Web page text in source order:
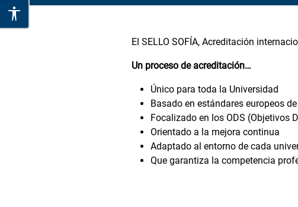
El SELLO SOFÍA, Acreditación
Un proceso de acreditación…
Único para toda la Universidad
Basado en estándares europeos
Focalizado en los ODS (Objetivos
Orientado a la mejora continua
Adaptado al entorno de cada
Que garantiza la competencia